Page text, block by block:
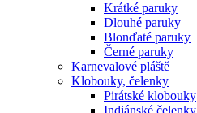
Krátké paruky
Dlouhé paruky
Blonďaté paruky
Černé paruky
Karnevalové pláště
Klobouky, čelenky
Pirátské klobouky
Indiánské čelenky